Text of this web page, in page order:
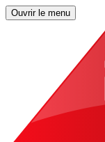
Ouvrir le menu